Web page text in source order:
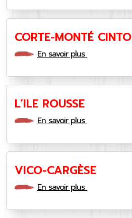
CORTE-MONTÉ CINTO
En savoir plus
L’ILE ROUSSE
En savoir plus
VICO-CARGÈSE
En savoir plus